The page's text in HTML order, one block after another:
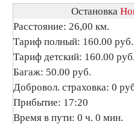
Остановка
Расстояние: 26,00 км.
Тариф полный: 160.00 руб.
Тариф детский: 160.00 руб.
Багаж: 50.00 руб.
Добровол. страховка: 0
Прибытие: 17:20
Время в пути: 0 ч. 0 мин.